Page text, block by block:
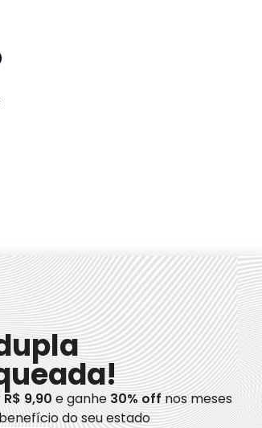
R$ 9,90e ganhe30% offnos meses
do seu estado